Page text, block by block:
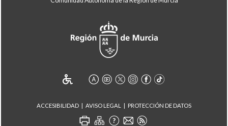
ACCESIBILIDAD AVISO LEGAL PROTECCIÓN DE DATOS